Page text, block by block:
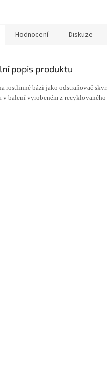
Hodnocení Diskuze
popis produktu
rostlinné bázi jako odstraňovač
v balení vyrobeném z recyklovaného